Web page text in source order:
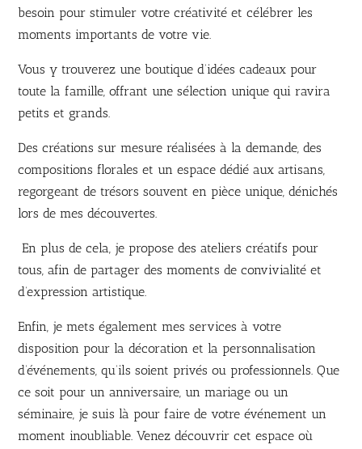
besoin pour stimuler votre créativité et célébrer les
moments importants de votre vie.
Vous y trouverez une boutique d’idées cadeaux pour
toute la famille, offrant une sélection unique qui ravira
petits et grands.
Des créations sur mesure réalisées à la demande, des
compositions florales et un espace dédié aux artisans,
regorgeant de trésors souvent en pièce unique, dénichés
lors de mes découvertes.
En plus de cela, je propose des ateliers créatifs pour
tous, afin de partager des moments de convivialité et
d’expression artistique.
Enfin, je mets également mes services à votre
disposition pour la décoration et la personnalisation
d’événements, qu’ils soient privés ou professionnels. Que
ce soit pour un anniversaire, un mariage ou un
séminaire, je suis là pour faire de votre événement un
moment inoubliable. Venez découvrir cet espace où